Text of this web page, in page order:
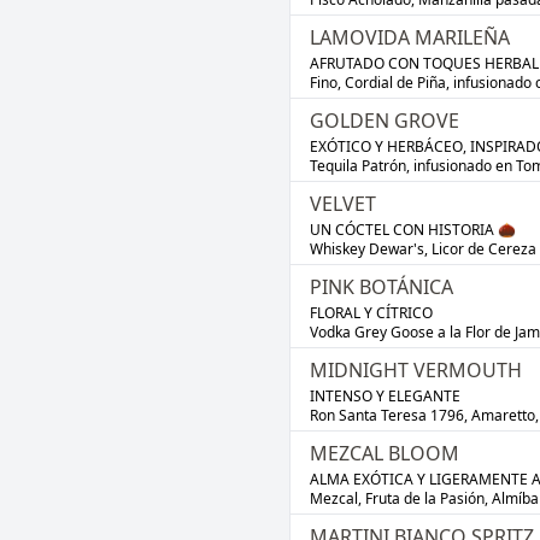
LAMOVIDA MARILEÑA
AFRUTADO CON TOQUES
Fino, Cordial de Piña, infusionado
GOLDEN GROVE
EXÓTICO Y HERBÁCEO,
Tequila Patrón, infusionado en
VELVET
UN CÓCTEL CON HISTORIA 🌰
Whiskey Dewar's, Licor de
PINK BOTÁNICA
FLORAL Y CÍTRICO
Vodka Grey Goose a la Flor de
MIDNIGHT VERMOUTH
INTENSO Y ELEGANTE
Ron Santa Teresa 1796,
MEZCAL BLOOM
ALMA EXÓTICA Y LIGERAMENTE
Mezcal, Fruta de la Pasión,